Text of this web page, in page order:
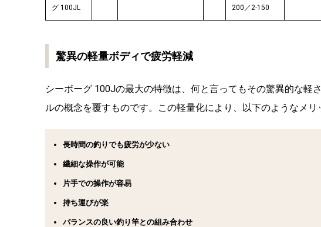
グ 100JL
200／2-150
驚異の軽量ボディで疲労軽減
シーボーグ 100Jの最大の特徴は、何と言ってもその驚異的な軽
ルの概念を覆すものです。この軽量化により、以下のようなメリ
長時間の釣りでも疲労が少ない
繊細な操作が可能
片手での操作が容易
持ち運びが楽
バランスの良い釣り竿との組み合わせ